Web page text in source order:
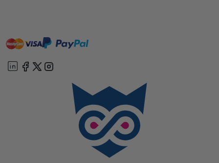
mastervisa paypal